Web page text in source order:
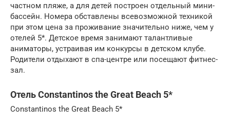
частном пляже, а для детей построен отдельный мини-
бассейн. Номера обставлены всевозможной техникой
при этом цена за проживание значительно ниже, чем у
отелей 5*. Детское время занимают талантливые
аниматоры, устраивая им конкурсы в детском клубе.
Родители отдыхают в спа-центре или посещают фитнес-
зал.
Отель Constantinos the Great Beach 5*
Constantinos the Great Beach 5*